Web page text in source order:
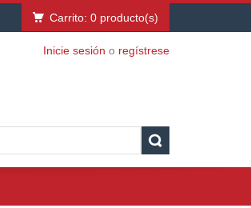
Carrito: 0 producto(s)
Inicie sesión o regístrese